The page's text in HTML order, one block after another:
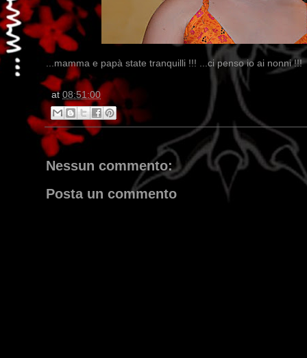
...mamma e papà state tranquilli !!! ...ci penso io ai nonni !!!
at 08:51:00
Nessun commento:
Posta un commento